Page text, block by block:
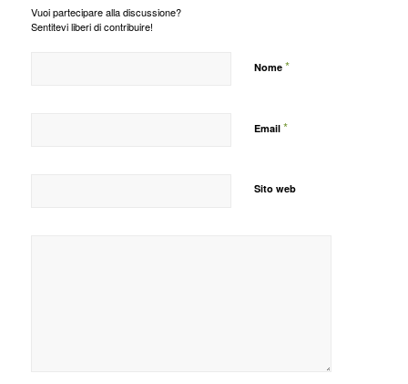
Vuoi partecipare alla discussione?
Sentitevi liberi di contribuire!
Nome *
Email *
Sito web